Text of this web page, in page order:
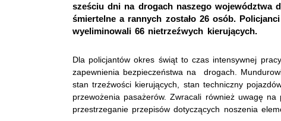
sześciu dni na drogach naszego województwa
śmiertelne a rannych zostało 26 osób.
wyeliminowali 66 nietrzeźwych kierujących.
Dla policjantów okres świąt to czas intensywnej
zapewnienia bezpieczeństwa na drogach.
stan trzeźwości kierujących, stan techniczny
przewożenia pasażerów. Zwracali również uwagę na
przestrzeganie przepisów dotyczących noszenia